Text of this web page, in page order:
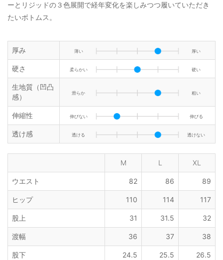
ーとリジッドの３色展開で経年変化を楽しみつつ履いていただき
たいボトムス。
厚み 薄い 厚い
硬さ 柔らかい 硬い
生地質（凹凸
感）
滑らか 粗い
伸縮性 伸びない 伸びる
透け感 透ける 透けない
M L XL
ウエスト 82 86 89
ヒップ 110 114 117
股上 31 31.5 32
渡幅 36 37 38
股下 24.5 25.5 26.5